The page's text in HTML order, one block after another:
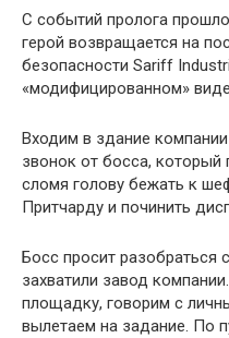
С событий пролога
герой возвращается на
безопасности Sariff
«модифицированном»
Входим в здание
звонок от босса, который
сломя голову бежать к
Притчарду и починить
Босс просит разобраться
захватили завод
площадку, говорим с
вылетаем на задание. По